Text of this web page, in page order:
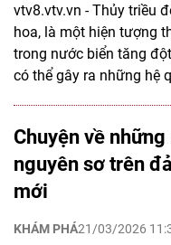
vtv8.vtv.vn - Thủy triều
hoa, là một hiện tượng
trong nước biển tăng
có thể gây ra những hệ
Chuyện về
nguyên sơ trên
mới
KHÁM PHÁ21/03/2026